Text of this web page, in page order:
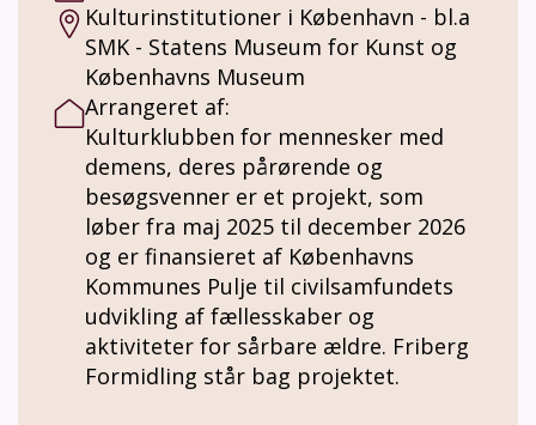
Kulturinstitutioner i København - bl.a
SMK - Statens Museum for Kunst og
Københavns Museum
Arrangeret af:
Kulturklubben for mennesker med
demens, deres pårørende og
besøgsvenner er et projekt, som
løber fra maj 2025 til december 2026
og er finansieret af Københavns
Kommunes Pulje til civilsamfundets
udvikling af fællesskaber og
aktiviteter for sårbare ældre. Friberg
Formidling står bag projektet.